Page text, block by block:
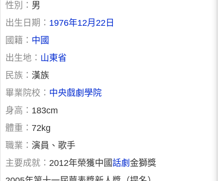
性別： 男
出生日期： 1976年12月22日
國籍： 中國
出生地： 山東省
民族： 漢族
畢業院校： 中央戲劇學院
身高： 183cm
體重： 72kg
職業： 演員、歌手
主要成就： 2012年榮獲中國話劇 金獅獎